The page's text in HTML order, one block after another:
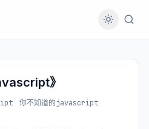
》
你不知道的javascript